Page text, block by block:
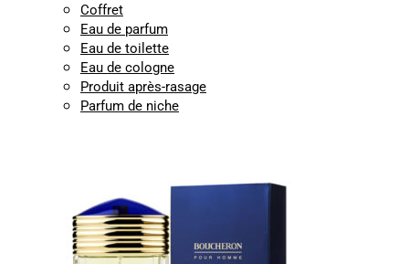
Coffret
Eau de parfum
Eau de toilette
Eau de cologne
Produit après-rasage
Parfum de niche